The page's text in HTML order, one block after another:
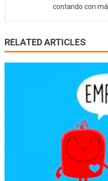
contando con
RELATED ARTICLES